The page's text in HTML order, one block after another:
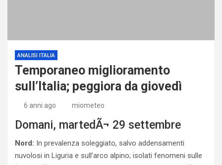
ANALISI ITALIA
Temporaneo miglioramento
sull’Italia; peggiora da giovedì
6 anni ago miometeo
Domani, martedÃ¬ 29 settembre
Nord: In prevalenza soleggiato, salvo addensamenti
nuvolosi in Liguria e sull’arco alpino; isolati fenomeni sulle